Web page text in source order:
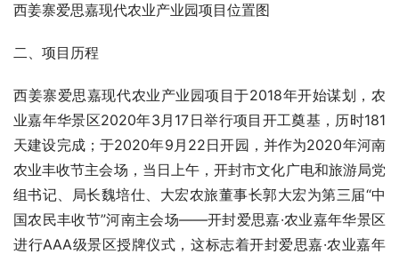
西姜寨爱思嘉现代农业产业园项目位置图
二、项目历程
西姜寨爱思嘉现代农业产业园项目于2018年开始谋划，农
业嘉年华景区2020年3月17日举行项目开工奠基，历时181
天建设完成；于2020年9月22日开园，并作为2020年河南
农业丰收节主会场，当日上午，开封市文化广电和旅游局党
组书记、局长魏培仕、大宏农旅董事长郭大宏为第三届“中
国农民丰收节”河南主会场——开封爱思嘉·农业嘉年华景区
进行AAA级景区授牌仪式，这标志着开封爱思嘉·农业嘉年